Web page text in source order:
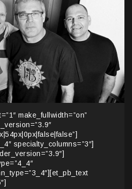
make_fullwidth=”on”
specialty_columns=”3″]